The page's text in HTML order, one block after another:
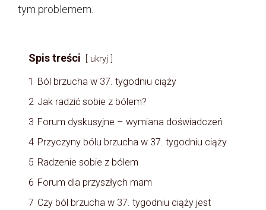
tym problemem.
Spis treści ukryj
1
Ból brzucha w 37. tygodniu ciąży
2 Jak radzić sobie z bólem?
3 Forum dyskusyjne – wymiana doświadczeń
4 Przyczyny bólu brzucha w 37. tygodniu ciąży
5 Radzenie sobie z bólem
6 Forum dla przyszłych mam
7 Czy ból brzucha w 37. tygodniu ciąży jest